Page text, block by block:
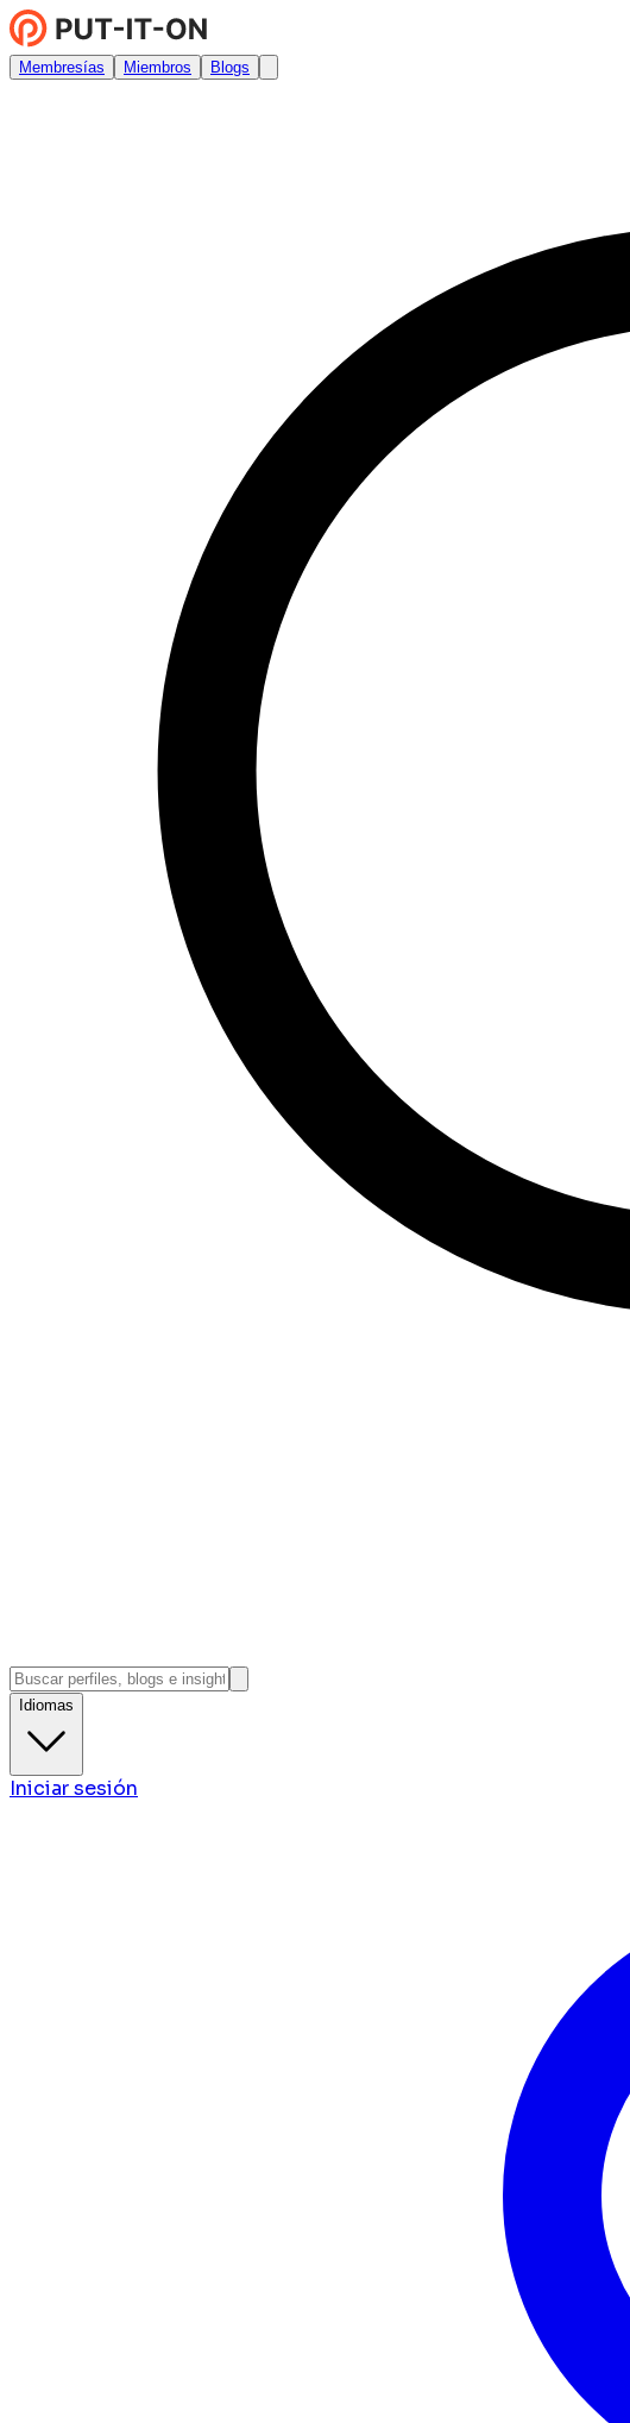
Membresías Miembros Blogs
Idiomas
Iniciar sesión